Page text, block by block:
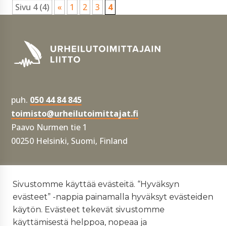
Sivu 4 (4) « 1 2 3 4
puh. 050 44 84 845
toimisto@urheilutoimittajat.fi
Paavo Nurmen tie 1
00250 Helsinki, Suomi, Finland
Tietosuojaseloste
Yhdenvertaisuus- ja tasa-arvosuunnitelma
Sivustomme käyttää evästeitä. “Hyväksyn
evästeet” -nappia painamalla hyväksyt evästeiden
käytön. Evästeet tekevät sivustomme
käyttämisestä helppoa, nopeaa ja